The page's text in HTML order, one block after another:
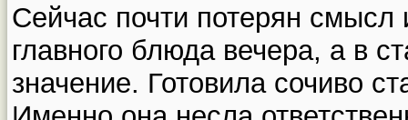
Сейчас почти потерян смысл
главного блюда вечера, а в
значение. Готовила сочиво